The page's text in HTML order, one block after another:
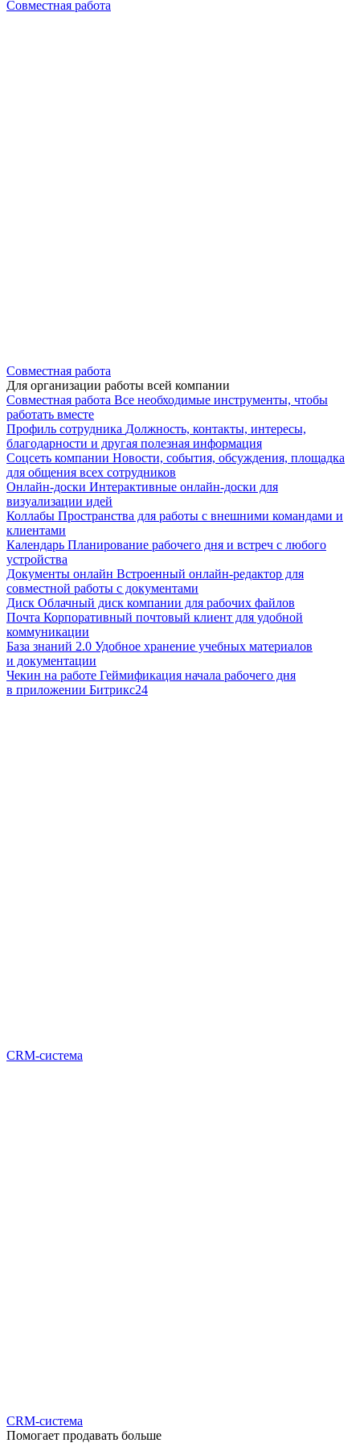
Совместная работа
Совместная работа
Для организации работы всей компании
Совместная работа Все необходимые инструменты, чтобы
работать вместе
Профиль сотрудника Должность, контакты, интересы,
благодарности и другая полезная информация
Соцсеть компании Новости, события, обсуждения, площадка
для общения всех сотрудников
Онлайн-доски Интерактивные онлайн-доски для
визуализации идей
Коллабы Пространства для работы с внешними командами и
клиентами
Календарь Планирование рабочего дня и встреч с любого
устройства
Документы онлайн Встроенный онлайн-редактор для
совместной работы с документами
Диск Облачный диск компании для рабочих файлов
Почта Корпоративный почтовый клиент для удобной
коммуникации
База знаний 2.0 Удобное хранение учебных материалов
и документации
Чекин на работе Геймификация начала рабочего дня
в приложении Битрикс24
CRM-система
CRM-система
Помогает продавать больше